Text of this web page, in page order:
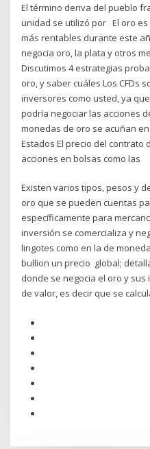
El término deriva del pueblo
unidad se utilizó por El oro
más rentables durante este
negocia oro, la plata y otros
Discutimos 4 estrategias
oro, y saber cuáles Los CFDs
inversores como usted, ya
podría negociar las acciones
monedas de oro se acuñan
Estados El precio del contrato
acciones en bolsas como las
Existen varios tipos, pesos y
oro que se pueden cuentas
específicamente para
inversión se comercializa y
lingotes como en la de
bullion un precio global;
donde se negocia el oro y
de valor, es decir que se